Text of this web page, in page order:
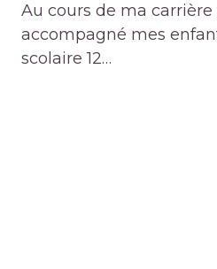
Au cours de ma
accompagné mes
scolaire 12…